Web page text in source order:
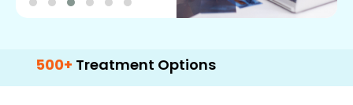
Treatment Options